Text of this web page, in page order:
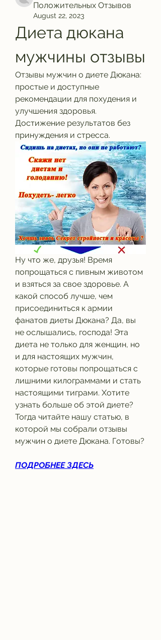
Положительных Отзывов
August 22, 2023
Диета дюкана
мужчины отзывы
Отзывы мужчин о диете Дюкана:
простые и доступные
рекомендации для похудения и
улучшения здоровья.
Достижение результатов без
принуждения и стресса.
Ну что же, друзья! Время
попрощаться с пивным животом
и взяться за свое здоровье. А
какой способ лучше, чем
присоединиться к армии
фанатов диеты Дюкана? Да, вы
не ослышались, господа! Эта
диета не только для женщин, но
и для настоящих мужчин,
которые готовы попрощаться с
лишними килограммами и стать
настоящими тиграми. Хотите
узнать больше об этой диете?
Тогда читайте нашу статью, в
которой мы собрали отзывы
мужчин о диете Дюкана. Готовы?
ПОДРОБНЕЕ ЗДЕСЬ